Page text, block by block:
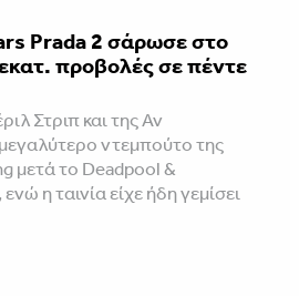
Prada 2 σάρωσε στo
προβολές σε πέντε
Στριπ και της Αν
ντεμπούτο της
μετά το Deadpool &
η ταινία είχε ήδη γεμίσει